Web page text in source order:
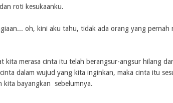
roti kesukaanku.
oh, kini aku tahu, tidak ada orang yang pernah
kita merasa cinta itu telah berangsur-angsur hilang
dalam wujud yang kita inginkan, maka cinta itu
kita bayangkan sebelumnya.